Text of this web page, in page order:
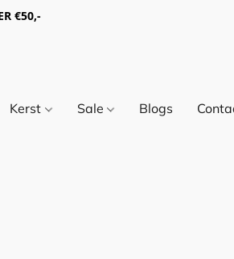
€50,-
Kerst Sale Blogs